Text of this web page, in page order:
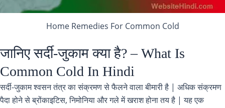
Home Remedies For Common Cold
जानिए सर्दी-जुकाम क्या है? – What Is
Common Cold In Hindi
सर्दी-जुकाम श्वसन तंत्र का संक्रमण से फैलने वाला बीमारी है | अधिक संक्रमण
पैदा होने से ब्रोंकाइटिस, निमोनिया और गले में खराश होना तय है | यह एक